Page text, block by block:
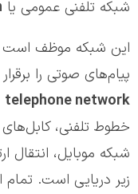
شبکه تلفنی عمومی یا
این شبکه موظف است
پیام‌های صوتی را
telephone network
خطوط تلفنی، کابل‌های
شبکه موبایل، انتقال
زیر دریایی است. تمام